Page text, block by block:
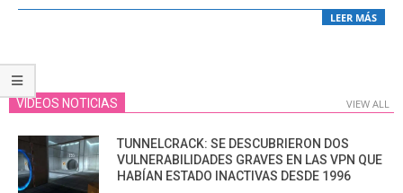
LEER MÁS
VIDEOS NOTICIAS VIEW ALL
TUNNELCRACK: SE DESCUBRIERON DOS
VULNERABILIDADES GRAVES EN LAS VPN QUE
HABÍAN ESTADO INACTIVAS DESDE 1996